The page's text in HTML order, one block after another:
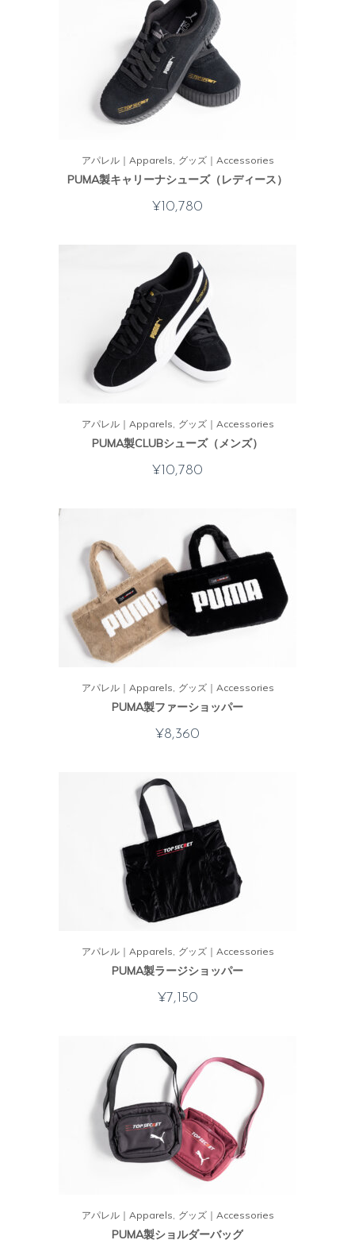
アパレル｜Apparels グッズ｜Accessories
PUMA製キャリーナシューズ（レディース）
¥10,780
アパレル｜Apparels グッズ｜Accessories
PUMA製CLUBシューズ（メンズ）
¥10,780
アパレル｜Apparels グッズ｜Accessories
PUMA製ファーショッパー
¥8,360
アパレル｜Apparels グッズ｜Accessories
PUMA製ラージショッパー
¥7,150
アパレル｜Apparels グッズ｜Accessories
PUMA製ショルダーバッグ